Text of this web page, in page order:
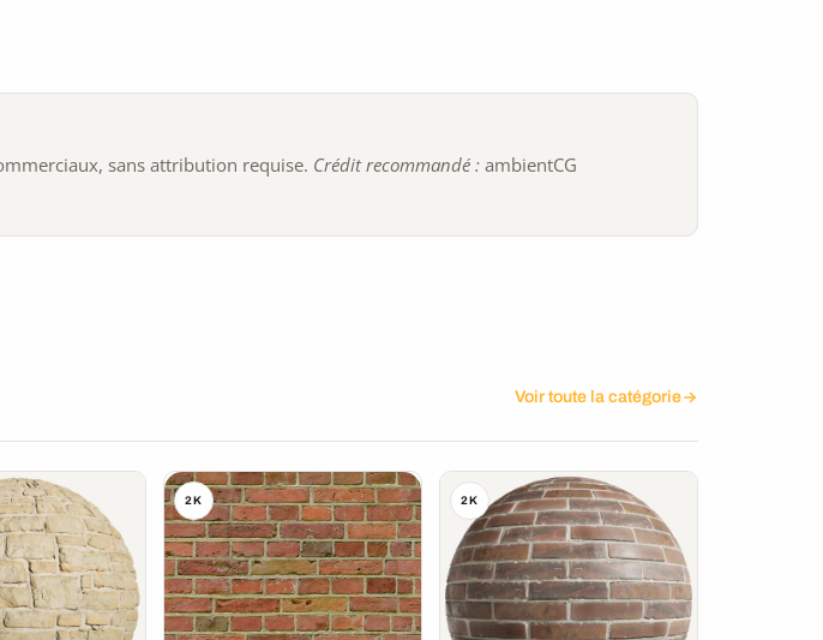
sans attribution requise. Crédit recommandé : ambientCG
Voir toute la catégorie
2K 2K